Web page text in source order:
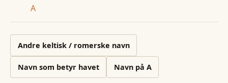
A
Andre keltisk / romerske navn
Navn som betyr havet Navn på A